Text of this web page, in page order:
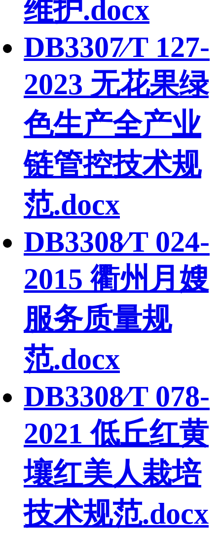
维护.docx
DB3307∕T 127-
2023 无花果绿
色生产全产业
链管控技术规
范.docx
DB3308∕T 024-
2015 衢州月嫂
服务质量规
范.docx
DB3308∕T 078-
2021 低丘红黄
壤红美人栽培
技术规范.docx